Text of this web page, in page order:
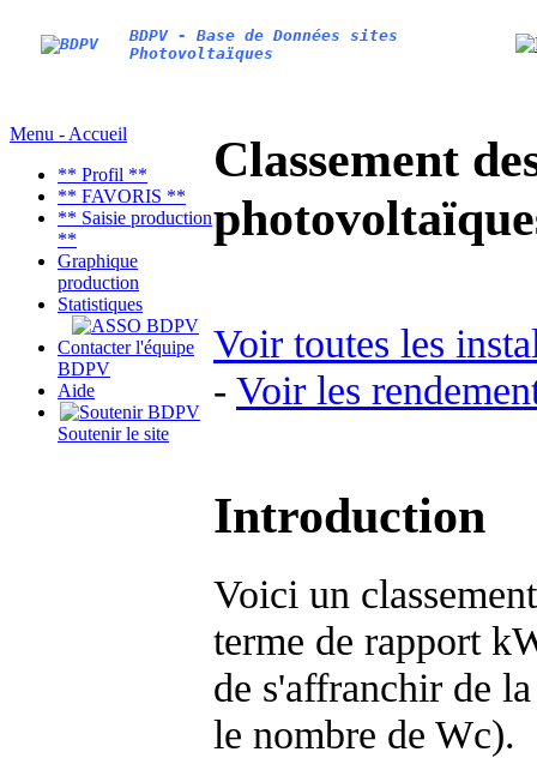
BDPV - Base de Données sites
Photovoltaïques
Menu - Accueil
** Profil **
** FAVORIS **
** Saisie production
**
Graphique
production
Statistiques
Contacter l'équipe
BDPV
Aide
Soutenir le site
Classement
Voir toutes les
- Voir les
Introduction
Voici un
terme de rapport
de s'affranchir de
le nombre de Wc).